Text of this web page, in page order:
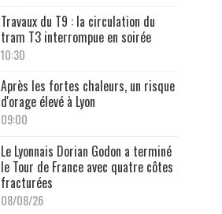
Travaux du T9 : la circulation du
tram T3 interrompue en soirée
10:30
Après les fortes chaleurs, un risque
d'orage élevé à Lyon
09:00
Le Lyonnais Dorian Godon a terminé
le Tour de France avec quatre côtes
fracturées
08/08/26